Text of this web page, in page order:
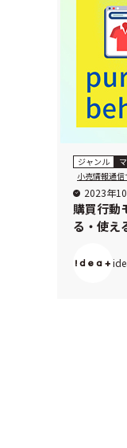
ジャンル
小売情報通信
2023年
購買行動
る・使え